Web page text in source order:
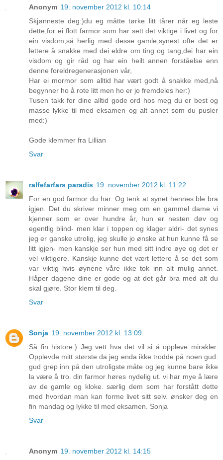
Anonym 19. november 2012 kl. 10:14
Skjønneste deg:)du eg måtte tørke litt tårer når eg leste
dette,for ei flott farmor som har sett det viktige i livet og for
ein visdom,så herlig med desse gamle,synest ofte det er
lettere å snakke med dei eldre om ting og tang,dei har ein
visdom og gir råd og har ein heilt annen forståelse enn
denne foreldregenerasjonen vår,
Har ei mormor som alltid har vært godt å snakke med,nå
begynner ho å rote litt men ho er jo fremdeles her:)
Tusen takk for dine alltid gode ord hos meg du er best og
masse lykke til med eksamen og alt annet som du pusler
med:)
Gode klemmer fra Lillian
Svar
ralfefarfars paradis 19. november 2012 kl. 11:22
For en god farmor du har. Og tenk at synet hennes ble bra
igjen. Det du skriver minner meg om en gammel dame vi
kjenner som er over hundre år, hun er nesten døv og
egentlig blind- men klar i toppen og klager aldri- det synes
jeg er ganske utrolig, jeg skulle jo ønske at hun kunne få se
litt igjen- men kanskje ser hun med sitt indre øye og det er
vel viktigere. Kanskje kunne det vært lettere å se det som
var viktig hvis øynene våre ikke tok inn alt mulig annet.
Håper dagene dine er gode og at det går bra med alt du
skal gjøre. Stor klem til deg.
Svar
Sonja 19. november 2012 kl. 13:09
Så fin histore:) Jeg vett hva det vil si å oppleve mirakler.
Opplevde mitt største da jeg enda ikke trodde på noen gud.
gud grep inn på den utroligste måte og jeg kunne bare ikke
la være å tro. din farmor høres nydelig ut. vi har mye å lære
av de gamle og kloke. særlig dem som har forstått dette
med hvordan man kan forme livet sitt selv. ønsker deg en
fin mandag og lykke til med eksamen. Sonja
Svar
Anonym 19. november 2012 kl. 14:15